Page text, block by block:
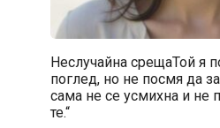
Неслучайна срещаТой я
поглед, но не посмя да
сама не се усмихна и не
те.“